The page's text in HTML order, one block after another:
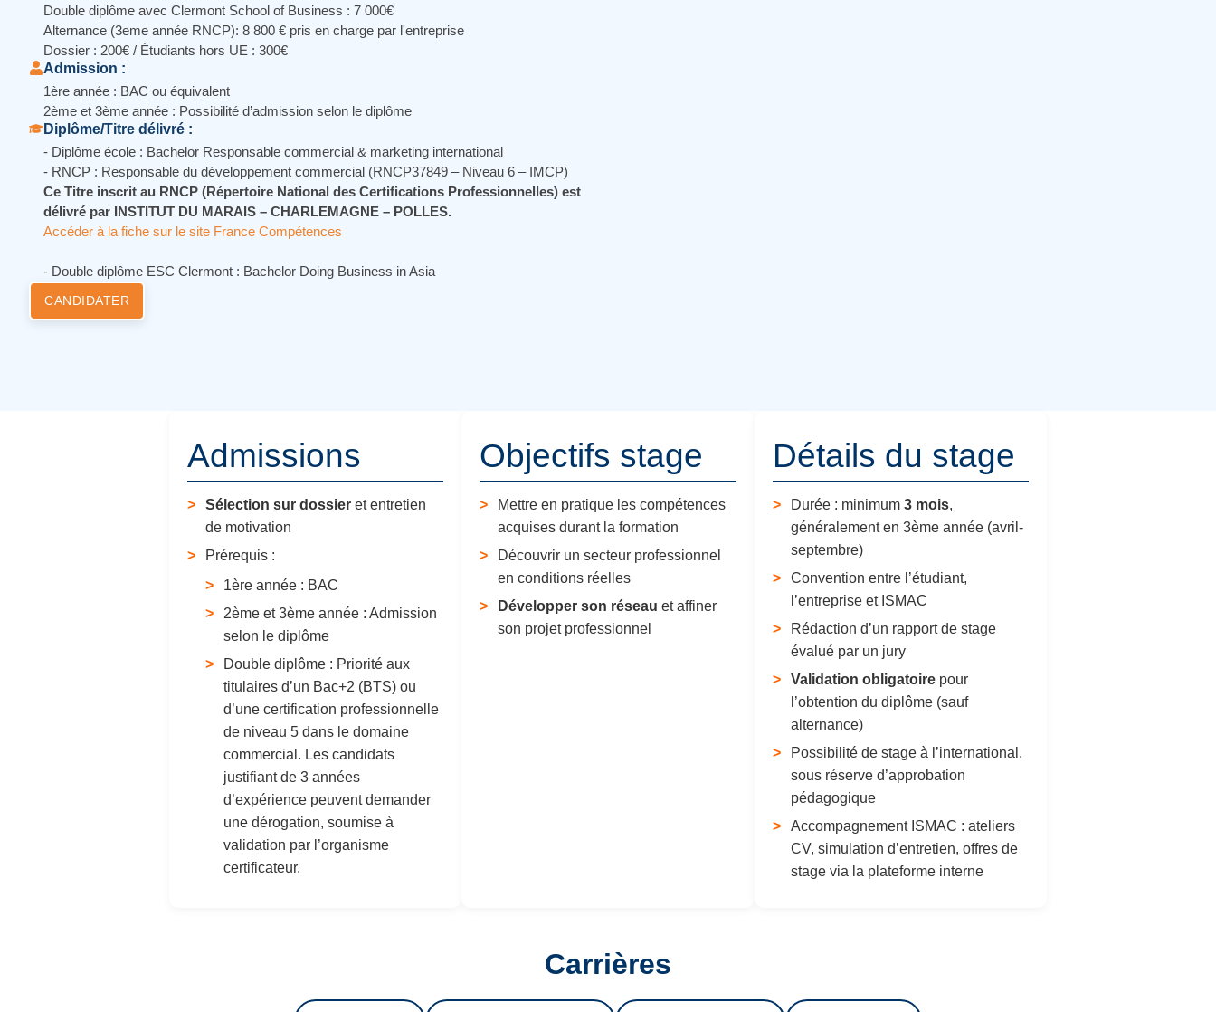
Double diplôme avec Clermont School of Business : 7 000€
Alternance (3eme année RNCP): 8 800 € pris en charge par l'entreprise
Dossier : 200€ / Étudiants hors UE : 300€
Admission :
1ère année : BAC ou équivalent
2ème et 3ème année : Possibilité d’admission selon le diplôme
Diplôme/Titre délivré :
- Diplôme école : Bachelor Responsable commercial & marketing international
- RNCP : Responsable du développement commercial (RNCP37849 – Niveau 6 – IMCP)
Ce Titre inscrit au RNCP (Répertoire National des Certifications Professionnelles) est
délivré par INSTITUT DU MARAIS – CHARLEMAGNE – POLLES.
Accéder à la fiche sur le site France Compétences
- Double diplôme ESC Clermont : Bachelor Doing Business in Asia
CANDIDATER
Admissions
Sélection sur dossier et entretien
de motivation
Prérequis :
1ère année : BAC
2ème et 3ème année : Admission
selon le diplôme
Double diplôme : Priorité aux
titulaires d’un Bac+2 (BTS) ou
d’une certification professionnelle
de niveau 5 dans le domaine
commercial. Les candidats
justifiant de 3 années
d’expérience peuvent demander
une dérogation, soumise à
validation par l’organisme
certificateur.
Objectifs stage
Mettre en pratique les compétences
acquises durant la formation
Découvrir un secteur professionnel
en conditions réelles
Développer son réseau et affiner
son projet professionnel
Détails du stage
Durée : minimum 3 mois,
généralement en 3ème année (avril-
septembre)
Convention entre l’étudiant,
l’entreprise et ISMAC
Rédaction d’un rapport de stage
évalué par un jury
Validation obligatoirepour
l’obtention du diplôme (sauf
alternance)
Possibilité de stage à l’international,
sous réserve d’approbation
pédagogique
Accompagnement ISMAC : ateliers
CV, simulation d’entretien, offres de
stage via la plateforme interne
Carrières